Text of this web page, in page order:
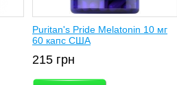
Puritan's Pride Melatonin 10 мг
60 капс США
215 грн